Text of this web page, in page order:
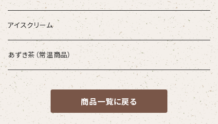
アイスクリーム
あずき茶（常温商品）
商品一覧に戻る